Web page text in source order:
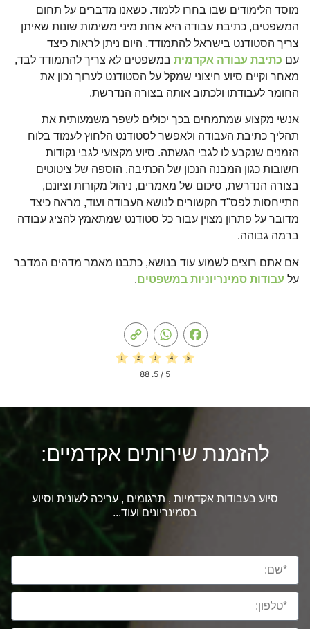
מוסד הלימודים שבו בחרו ללמוד. כשאנו מדברים על תחום
המשפטים, כתיבת עבודה היא אחת מיני משימות שונות שאיתן
צריך הסטודנט בישראל להתמודד. היום ניתן לראות כיצד
עם כתיבת עבודה אקדמית במשפטים לא צריך להתמודד לבד,
מאחר וקיים סיוע חיצוני שמקל על הסטודנט לערוך נכון את
החומר לעבודתו ולכתוב אותה בצורה הנדרשת.
אנשי מקצוע שמתמחים בכך יכולים לשפר משמעותית את
תהליך כתיבת העבודה ולאפשר לסטודנט הלחוץ לעמוד בלוח
הזמנים שנקבע לו לגבי הגשתה. סיוע מקצועי לגבי נקודות
חשובות כגון המבנה הנכון של הכתיבה, הוספה של ציטוטים
בצורה הנדרשת, סיכום של מאמרים, ניהול מקורות וציונם,
התייחסות לפס"ד הקשורים לנושא העבודה ועוד, מראה כיצד
מדובר על פתרון מצוין עבור כל סטודנט שמתאמץ להציג עבודה
ברמה גבוהה.
אם אתם רוצים לשמוע עוד בנושא, כתבנו מאמר מדהים המדבר
על עבודות סמינריוניות במשפטים.
Facebook
WhatsApp
5
/ 5.
88
להזמנת שירותים אקדמיים:
סיוע בעבודות אקדמיות , תרגומים , עריכה לשונית וסיוע
בסמינריונים ועוד...